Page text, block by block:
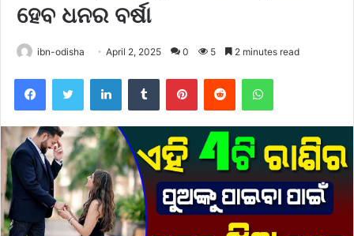
ହେବ ଧନର ବର୍ଷା
ibn-odisha April 2, 2025 0 5 2 minutes read
FacebookTwitter LinkedInTumblr PinterestReddit WhatsApp